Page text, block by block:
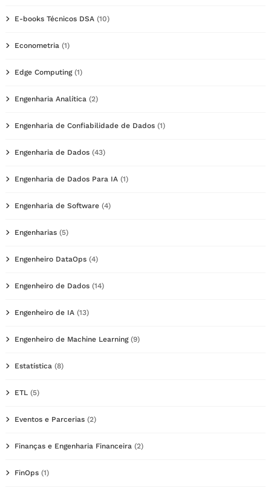
E-books Técnicos DSA (10)
Econometria (1)
Edge Computing(1)
Engenharia Analítica (2)
Engenharia de Confiabilidade de Dados (1)
Engenharia de Dados (43)
Engenharia de Dados Para IA (1)
Engenharia de Software (4)
Engenharias (5)
Engenheiro DataOps (4)
Engenheiro de Dados (14)
Engenheiro de IA (13)
Engenheiro de Machine Learning(9)
Estatística (8)
ETL (5)
Eventos e Parcerias (2)
Finanças e Engenharia Financeira (2)
FinOps (1)